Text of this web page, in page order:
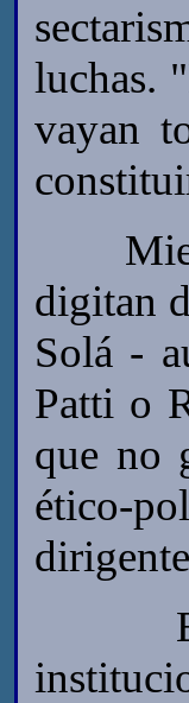
luchas.
vayan
digitan
Solá -
Patti o
que no
ético-
El